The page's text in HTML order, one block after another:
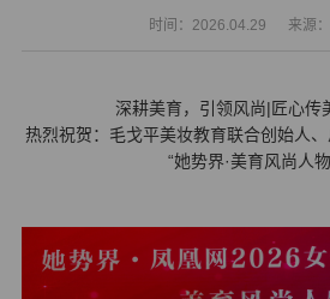
时间：2026.04.29 来源
深耕美育，引领风尚|匠心传
热烈祝贺：毛戈平美妆教育联合创始人
“她势界·美育风尚人